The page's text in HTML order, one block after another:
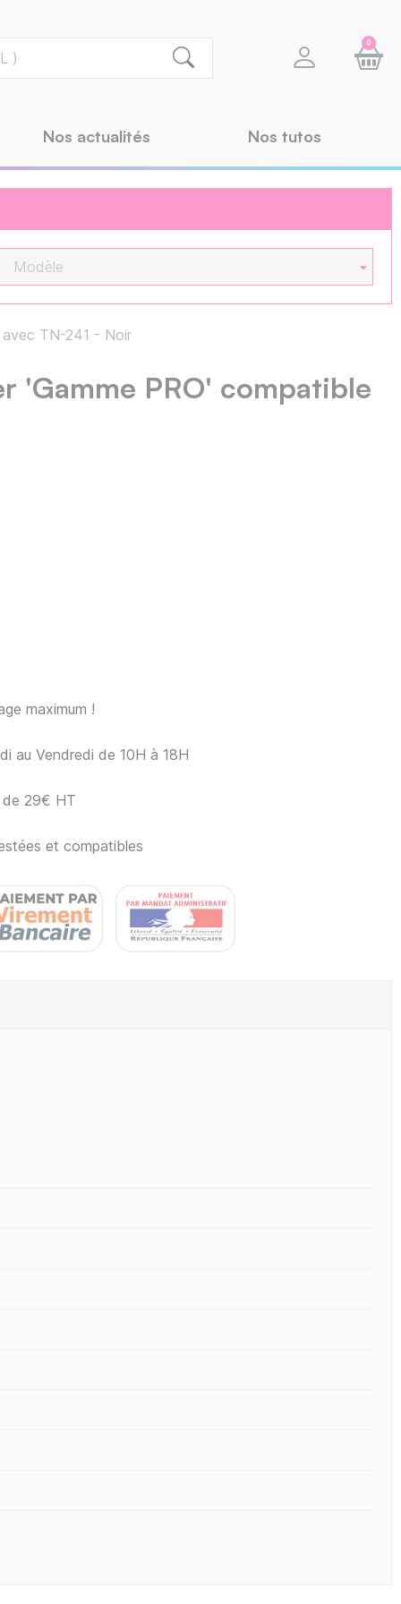
0
Nos actualités Nos tutos
Modèle
TN-241 - Noir
'Gamme PRO' compatible
maximum !
au Vendredi de 10H à 18H
29€ HT
et compatibles